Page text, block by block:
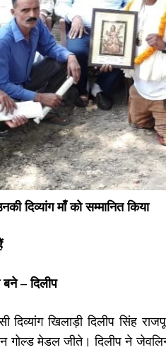
दिव्यांग माँ को सम्मानित किया
बने –दिलीप
दिव्यांग खिलाड़ी दिलीप
गोल्ड मेडल जीते। दिलीप ने